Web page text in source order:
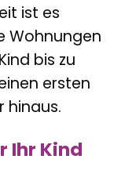
ist es
Wohnungen
bis zu
ersten
hinaus.
Ihr Kind